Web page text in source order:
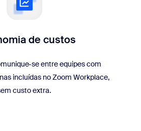
de custos
se entre equipes com
incluídas no Zoom Workplace,
custo extra.